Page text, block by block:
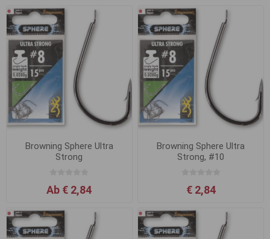
Browning Sphere Ultra
Strong
Ab € 2,84
Browning Sphere Ultra
Strong, #10
€ 2,84